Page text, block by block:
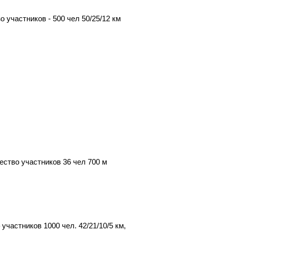
- 500 чел 50/25/12 км
участников 36 чел 700 м
1000 чел. 42/21/10/5 км,